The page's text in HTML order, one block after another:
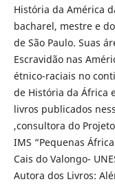
História da América
bacharel, mestre e
de São Paulo. Suas
Escravidão nas
étnico-raciais no
de História da África
livros publicados
,consultora do
IMS “Pequenas
Cais do Valongo-
Autora dos Livros: